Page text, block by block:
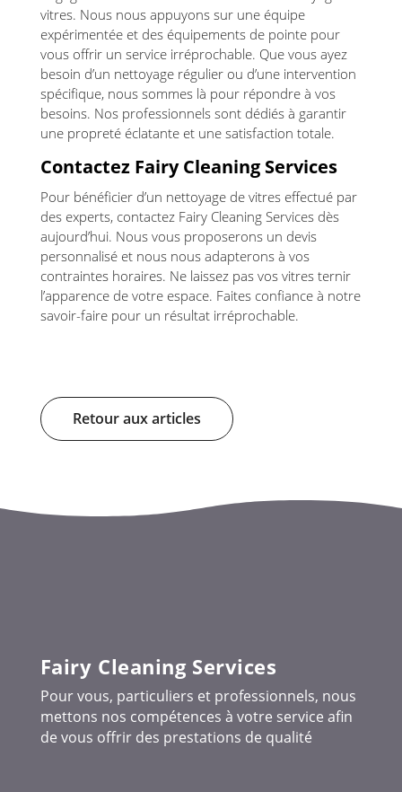
vitres. Nous nous appuyons sur une équipe
expérimentée et des équipements de pointe pour
vous offrir un service irréprochable. Que vous ayez
besoin d’un nettoyage régulier ou d’une intervention
spécifique, nous sommes là pour répondre à vos
besoins. Nos professionnels sont dédiés à garantir
une propreté éclatante et une satisfaction totale.
Contactez Fairy Cleaning Services
Pour bénéficier d’un nettoyage de vitres effectué par
des experts, contactez Fairy Cleaning Services dès
aujourd’hui. Nous vous proposerons un devis
personnalisé et nous nous adapterons à vos
contraintes horaires. Ne laissez pas vos vitres ternir
l’apparence de votre espace. Faites confiance à notre
savoir-faire pour un résultat irréprochable.
Retour aux articles
Fairy Cleaning Services
Pour vous, particuliers et professionnels, nous
mettons nos compétences à votre service afin
de vous offrir des prestations de qualité